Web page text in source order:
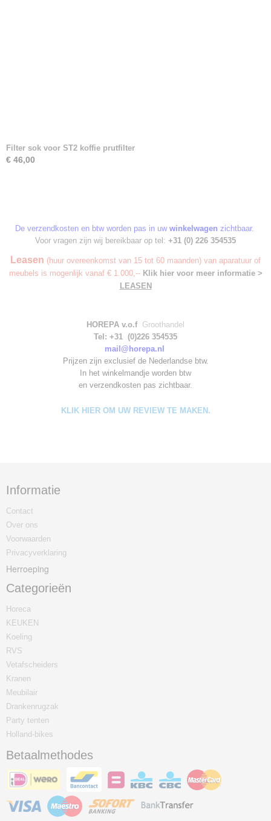
Filter sok voor ST2 koffie prutfilter
€ 46,00
De verzendkosten en btw worden pas in uw winkelwagen zichtbaar.
Voor vragen zijn wij bereikbaar op tel: +31 (0) 226 354535
Leasen (huur overeenkomst van 15 tot 60 maanden) van aparatuur of
meubels is mogenlijk vanaf € 1.000,-- Klik hier voor meer informatie >
LEASEN
HOREPA v.o.f Groothandel
Tel: +31 (0)226 354535
mail@horepa.nl
Prijzen zijn exclusief de Nederlandse btw.
In het winkelmandje worden btw
en verzendkosten pas zichtbaar.
KLIK HIER OM UW REVIEW TE MAKEN.
Informatie
Contact
Over ons
Voorwaarden
Privacyverklaring
Herroeping
Categorieën
Horeca
KEUKEN
Koeling
RVS
Vetafscheiders
Kranen
Meubilair
Drankenrugzak
Party tenten
Holland-bikes
Betaalmethodes